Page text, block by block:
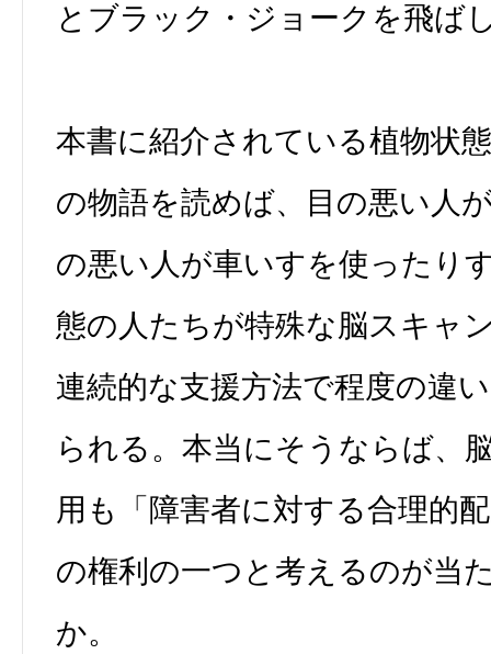
とブラック・ジョークを飛ば
本書に紹介されている植物状
の物語を読めば、目の悪い人
の悪い人が車いすを使ったり
態の人たちが特殊な脳スキャ
連続的な支援方法で程度の違
られる。本当にそうならば、
用も「障害者に対する合理的
の権利の一つと考えるのが当
か。